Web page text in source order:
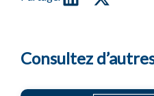
Le réseau propose aux
entre membres.
Consultez